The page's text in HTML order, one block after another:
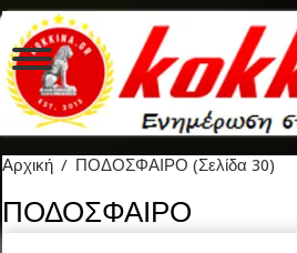
Αρχική / ΠΟΔΟΣΦΑΙΡΟ (Σελίδα 30)
ΠΟΔΟΣΦΑΙΡΟ